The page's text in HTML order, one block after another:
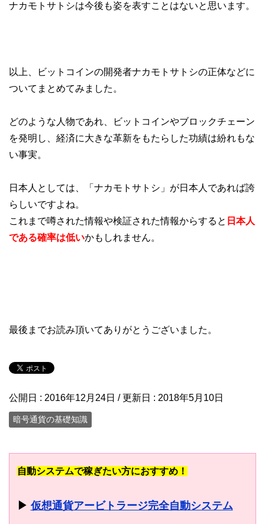
ナカモトサトシは今後も姿を表すことはないと思います。
以上、ビットコインの開発者ナカモトサトシの正体などに
ついてまとめてみました。
どのような人物であれ、ビットコインやブロックチェーン
を発明し、経済に大きな革新をもたらした功績は紛れもな
い事実。
日本人としては、「ナカモトサトシ」が日本人であれば誇
らしいですよね。
これまで噂された情報や検証された情報からすると 日本人
である確率は低いかもしれません。
最後までお読み頂いてありがとうございました。
公開日 : 2016年12月24日 / 更新日 : 2018年5月10日
暗号通貨の基礎知識
自動システムで稼ぎたい方におすすめ！
▶仮想通貨アービトラージ完全自動システム